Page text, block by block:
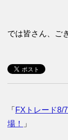
では皆さん、ご
「 FXトレード8/
場！
」